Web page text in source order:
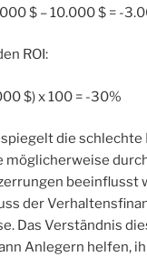
$ – 10.000 $ = -
ROI:
$) x 100 = -30%
spiegelt die
möglicherweise
beeinflusst
der
Das Verständnis
Anlegern helfen,